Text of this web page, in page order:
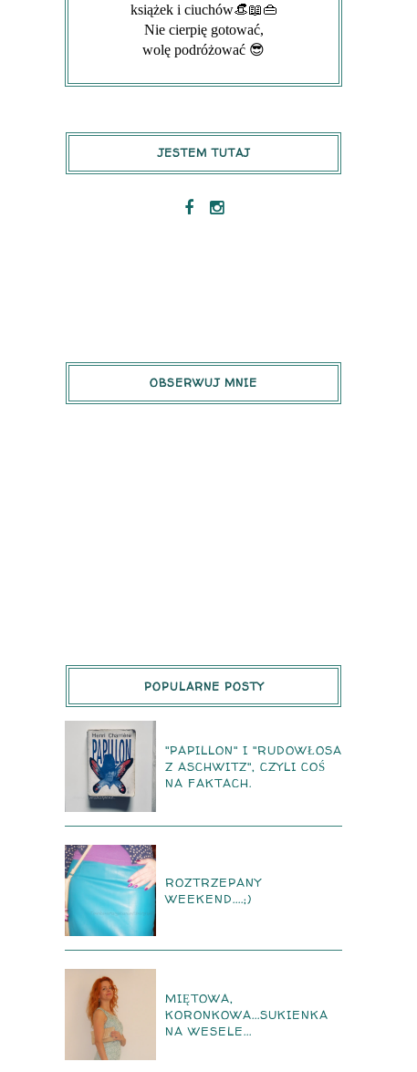
książek i ciuchów👒📖👜
Nie cierpię gotować,
wolę podróżować 😎
JESTEM TUTAJ
OBSERWUJ MNIE
POPULARNE POSTY
"PAPILLON" I "RUDOWŁOSA
Z ASCHWITZ", CZYLI COŚ
NA FAKTACH.
ROZTRZEPANY
WEEKEND....;)
MIĘTOWA,
KORONKOWA...SUKIENKA
NA WESELE...